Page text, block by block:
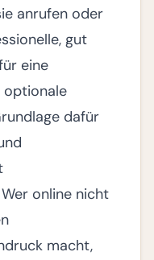
anrufen oder
gut
eine
optionale
dafür
online nicht
macht,